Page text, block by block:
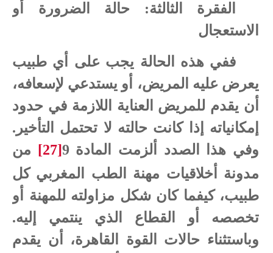
الفقرة الثالثة: حالة الضرورة أو
الاستعجال
ففي هذه الحالة يجب على أي طبيب
يعرض عليه المريض، أو يستدعي لإسعافه،
أن يقدم للمريض العناية اللازمة في حدود
إمكانياته إذا كانت حالته لا تحتمل التأخير.
وفي هذا الصدد ألزمت المادة 9
[27] من
مدونة أخلاقيات مهنة الطب المغربي كل
طبيب، كيفما كان شكل مزاولته للمهنة أو
تخصصه أو القطاع الذي ينتمي إليه.
وباستثناء حالات القوة القاهرة، أن يقدم